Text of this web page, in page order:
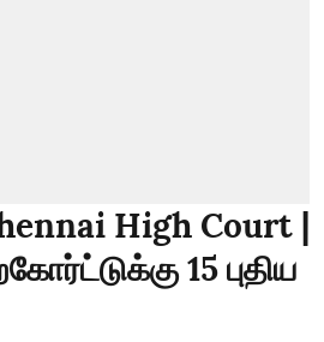
High Court |
15 புதிய